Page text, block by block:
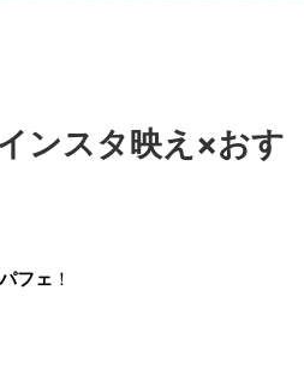
ンスタ映え×おす
フェ ！